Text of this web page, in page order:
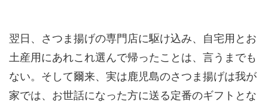
翌日、さつま揚げの専門店に駆け込み、自宅用とお
土産用にあれこれ選んで帰ったことは、言うまでも
ない。そして爾来、実は鹿児島のさつま揚げは我が
家では、お世話になった方に送る定番のギフトとな